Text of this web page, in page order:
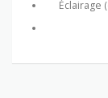
Éclairage